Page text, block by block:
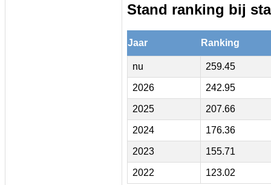
Stand ranking bij
Jaar Ranking
nu 259.45
2026 242.95
2025 207.66
2024 176.36
2023 155.71
2022 123.02